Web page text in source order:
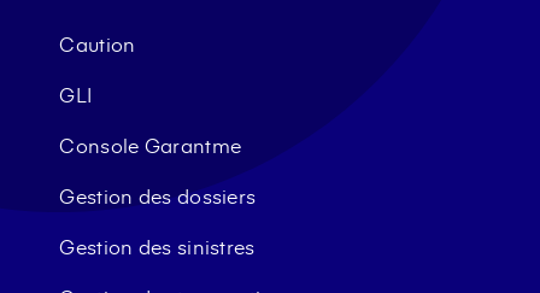
Caution
GLI
Console Garantme
Gestion des dossiers
Gestion des sinistres